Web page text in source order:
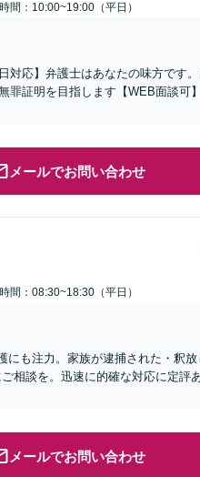
間：10:00~19:00（平日）
対応】弁護士はあなたの味方です
罪証明を目指します【WEB面談可
メールでお問い合わせ
間：08:30~18:30（平日）
にも注力。家族が逮捕された・釈放
相談を。迅速に的確な対応に定評
メールでお問い合わせ